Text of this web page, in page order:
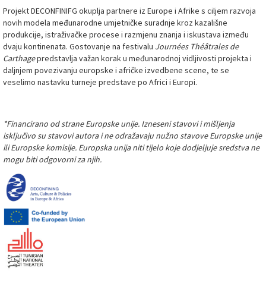
Projekt DECONFINIFG okuplja partnere iz Europe i Afrike s ciljem razvoja
novih modela međunarodne umjetničke suradnje kroz kazališne
produkcije, istraživačke procese i razmjenu znanja i iskustava između
dvaju kontinenata. Gostovanje na festivalu Journées Théâtrales de
Carthagepredstavlja važan korak u međunarodnoj vidljivosti projekta i
daljnjem povezivanju europske i afričke izvedbene scene, te se
veselimo nastavku turneje predstave po Africi i Europi.
*Financirano od strane Europske unije. Izneseni stavovi i mišljenja
isključivo su stavovi autora i ne odražavaju nužno stavove Europske unije
ili Europske komisije. Europska unija niti tijelo koje dodjeljuje sredstva ne
mogu biti odgovorni za njih.